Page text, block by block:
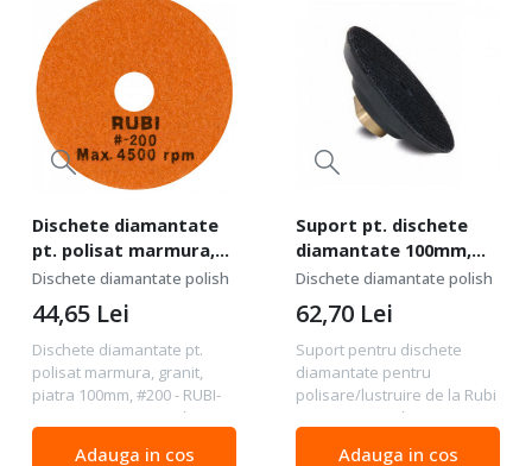
Dischete diamantate
pt. polisat marmura,
granit, piatra 100mm,
#200 - RUBI-62972
Dischete diamantate polish
Dischete diamantate pt.
polisat marmura, granit,
piatra 100mm, #200 - RUBI-
62972 Diametru ext. disc:
44,65 Lei
Adauga in cos
Suport pt. dischete
diamantate 100mm,
M14 - RUBI-62986
Dischete diamantate polish
Suport pentru dischete
diamantate pentru
polisare/lustruire de la Rubi
Diametru ext. disc: 100 mm
62,70 Lei
Adauga in cos